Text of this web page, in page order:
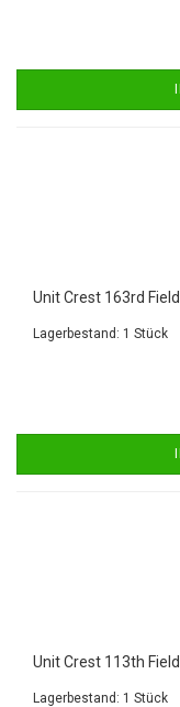
Unit Crest 163rd
Lagerbestand: 1 Stück
Unit Crest 113th
Lagerbestand: 1 Stück